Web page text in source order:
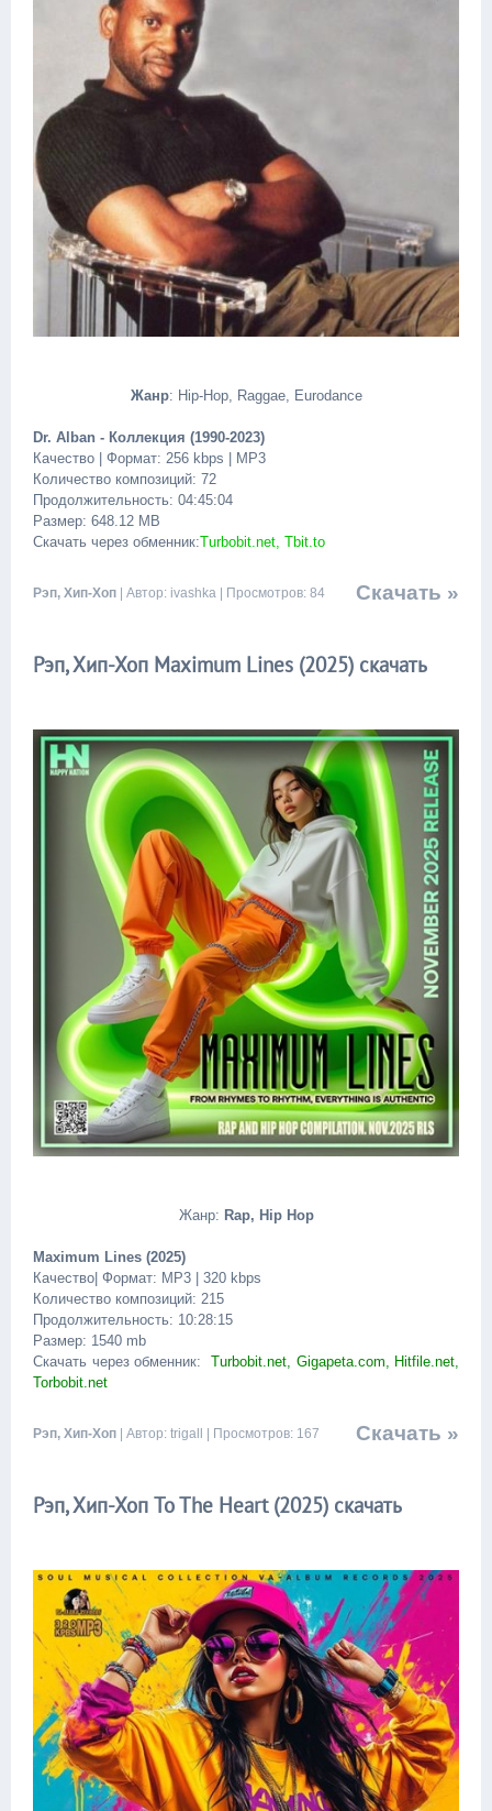
Жанр: Hip-Hop, Raggae, Eurodance
Dr. Alban - Коллeкция (1990-2023)
Качество | Формат: 256 kbps | MP3
Количество композиций: 72
Продолжительность: 04:45:04
Размер: 648.12 MB
Скачать через обменник:Turbobit.net, Tbit.to
Скачать »
Рэп, Хип-Хоп | Автор: ivashka | Просмотров: 84
Рэп, Хип-Хоп Maximum Lines (2025) скачать
Жанр: Rap, Hip Hop
Maximum Lines (2025)
Качество| Формат: MP3 | 320 kbps
Количество композиций: 215
Продолжительность: 10:28:15
Размер: 1540 mb
Скачать через обменник: Turbobit.net, Gigapeta.com, Hitfile.net,
Torbobit.net
Скачать »
Рэп, Хип-Хоп | Автор: trigall | Просмотров: 167
Рэп, Хип-Хоп To The Heart (2025) скачать